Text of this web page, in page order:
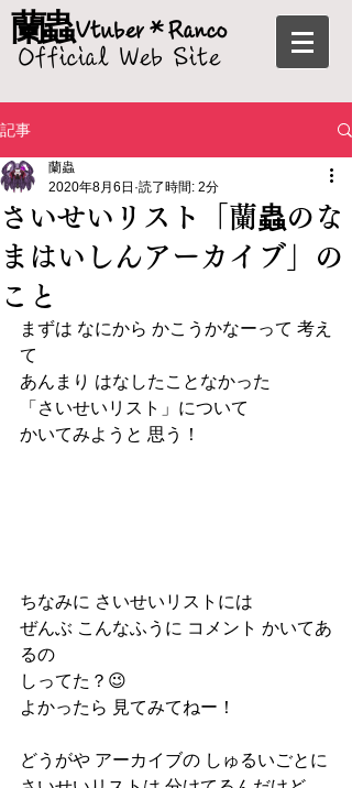
蘭蟲Vtuber＊Ranco
Official Web Site
記事
さいせいリスト「蘭蟲のな
まはいしんアーカイブ」の
こと
蘭蟲
2020年8月6日 読了時間: 2分
まずは なにから かこうかなーって 考え
て
あんまり はなしたことなかった
「さいせいリスト」について
かいてみようと 思う！
ちなみに さいせいリストには
ぜんぶ こんなふうに コメント かいてあ
るの
しってた？😉
よかったら 見てみてねー！
どうがや アーカイブの しゅるいごとに